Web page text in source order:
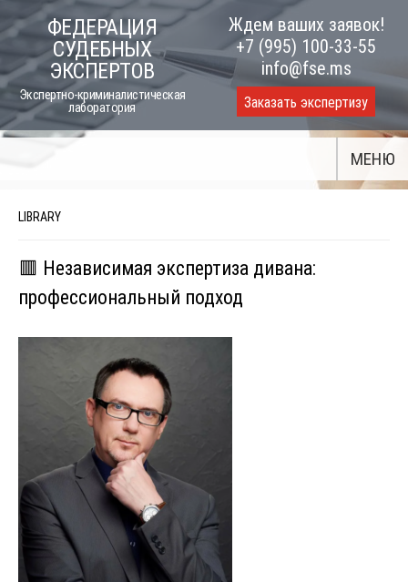
to
content
ФЕДЕРАЦИЯ
СУДЕБНЫХ
ЭКСПЕРТОВ
Экспертно-криминалистическая
лаборатория
Ждем ваших заявок!
+7 (995) 100-33-55
info@fse.ms
Заказать экспертизу
МЕНЮ
LIBRARY
🟥 Независимая экспертиза дивана:
профессиональный подход